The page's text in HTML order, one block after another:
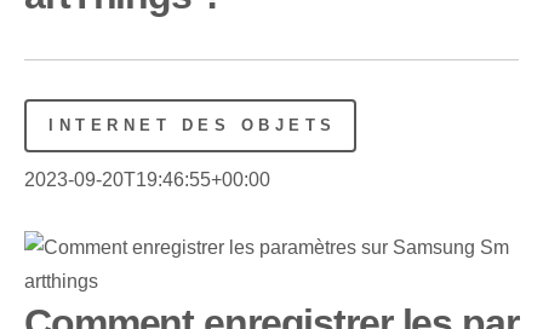
INTERNET DES OBJETS
2023-09-20T19:46:55+00:00